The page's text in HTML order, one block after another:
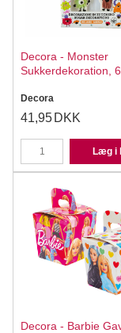
Decora - Monster
Sukkerdekoration,
Decora
41,95 DKK
Læg i
Decora - Barbie